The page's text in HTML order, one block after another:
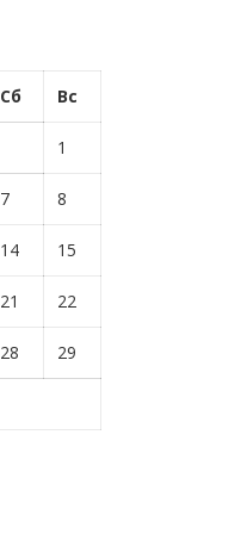
Сб Вс
1
7 8
14 15
21 22
28 29